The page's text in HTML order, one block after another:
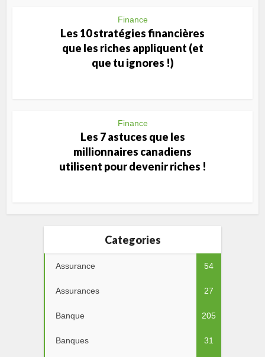
Finance
Les 10 stratégies financières
que les riches appliquent (et
que tu ignores !)
Finance
Les 7 astuces que les
millionnaires canadiens
utilisent pour devenir riches !
Categories
Assurance 54
Assurances 27
Banque 205
Banques 31